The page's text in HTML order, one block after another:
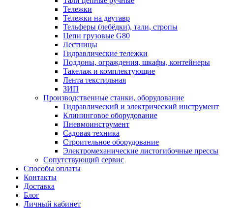
Тележки
Тележки на двутавр
Тельферы (лебёдки), тали, стропы
Цепи грузовые G80
Лестницы
Гидравлические тележки
Поддоны, ограждения, шкафы, контейнеры
Такелаж и комплектующие
Лента текстильная
ЗИП
Производственные станки, оборудование
Гидравлический и электрический инструмент
Клининговое оборудование
Пневмоинструмент
Садовая техника
Строительное оборудование
Электромеханические листогибочные прессы
Сопутствующий сервис
Способы оплаты
Контакты
Доставка
Блог
Личный кабинет